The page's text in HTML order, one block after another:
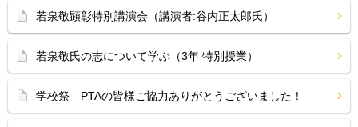
若泉敬顕彰特別講演会（講演者:谷内正太郎氏）
若泉敬氏の志について学ぶ（3年 特別授業）
学校祭 PTAの皆様ご協力ありがとうございました！